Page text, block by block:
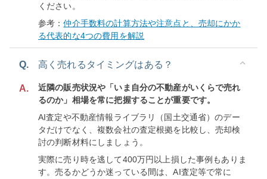
ください。
参考：仲介手数料の計算方法や注意点と、売却にかか
る代表的な4つの費用を解説
Q. 高く売れるタイミングはある？
A.
近隣の販売状況や「いま自分の不動産がいくらで売れ
るのか」相場を常に把握することが重要です。
AI査定や不動産情報ライブラリ（国土交通省）のデー
タだけでなく、複数会社の査定根拠を比較し、売却検
討の判断材料にしましょう。
実際に売り時を逃して400万円以上損した事例もありま
す。売るかどうか迷っている間は、AI査定等で常に